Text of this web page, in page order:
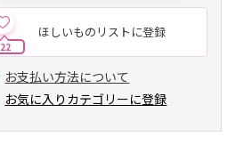
ほしいものリストに登録
22
お支払い方法について
お気に入りカテゴリーに登録